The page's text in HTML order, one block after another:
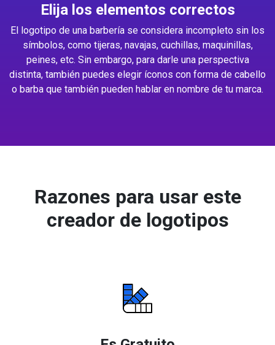
Elija los elementos correctos
El logotipo de una barbería se considera incompleto sin los
símbolos, como tijeras, navajas, cuchillas, maquinillas,
peines, etc. Sin embargo, para darle una perspectiva
distinta, también puedes elegir íconos con forma de cabello
o barba que también pueden hablar en nombre de tu marca.
Razones para usar este
creador de logotipos